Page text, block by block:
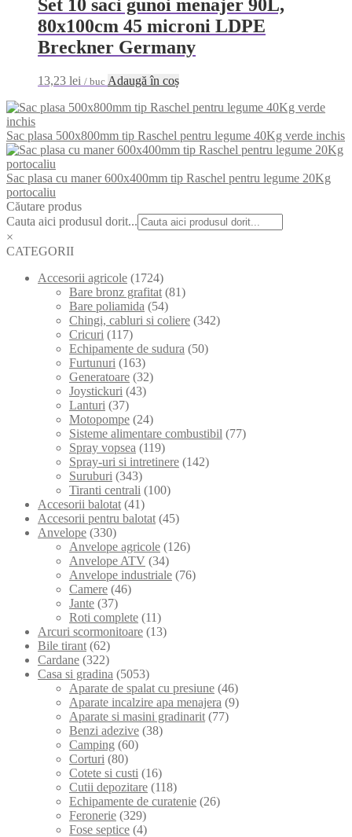
Set 10 saci gunoi menajer 90L,
80x100cm 45 microni LDPE
Breckner Germany
13,23 lei / buc Adaugă în coș
Sac plasa 500x800mm tip Raschel pentru legume 40Kg verde inchis
Sac plasa cu maner 600x400mm tip Raschel pentru legume 20Kg
portocaliu
Căutare produs
Cauta aici produsul dorit...
×
CATEGORII
Accesorii agricole (1724)
Bare bronz grafitat (81)
Bare poliamida (54)
Chingi, cabluri si coliere (342)
Cricuri (117)
Echipamente de sudura (50)
Furtunuri (163)
Generatoare (32)
Joystickuri (43)
Lanturi (37)
Motopompe (24)
Sisteme alimentare combustibil (77)
Spray vopsea (119)
Spray-uri si intretinere (142)
Suruburi (343)
Tiranti centrali (100)
Accesorii balotat (41)
Accesorii pentru balotat (45)
Anvelope (330)
Anvelope agricole (126)
Anvelope ATV (34)
Anvelope industriale (76)
Camere (46)
Jante (37)
Roti complete (11)
Arcuri scormonitoare (13)
Bile tirant (62)
Cardane (322)
Casa si gradina (5053)
Aparate de spalat cu presiune (46)
Aparate incalzire apa menajera (9)
Aparate si masini gradinarit (77)
Benzi adezive (38)
Camping (60)
Corturi (80)
Cotete si custi (16)
Cutii depozitare (118)
Echipamente de curatenie (26)
Feronerie (329)
Fose septice (4)